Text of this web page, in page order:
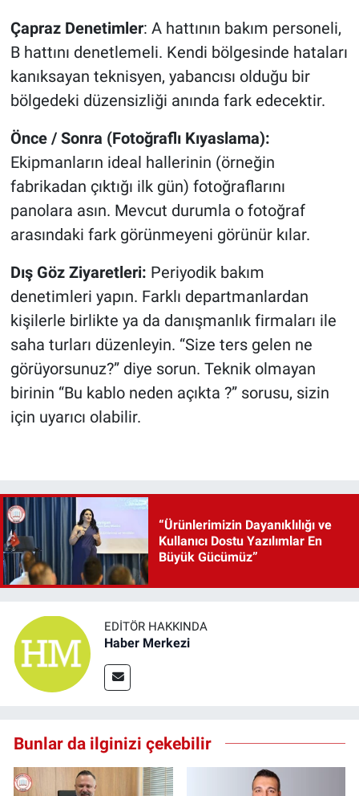
Çapraz Denetimler: A hattının bakım personeli,
B hattını denetlemeli. Kendi bölgesinde hataları
kanıksayan teknisyen, yabancısı olduğu bir
bölgedeki düzensizliği anında fark edecektir.
Önce / Sonra (Fotoğraflı Kıyaslama):
Ekipmanların ideal hallerinin (örneğin
fabrikadan çıktığı ilk gün) fotoğraflarını
panolara asın. Mevcut durumla o fotoğraf
arasındaki fark görünmeyeni görünür kılar.
Dış Göz Ziyaretleri: Periyodik bakım
denetimleri yapın. Farklı departmanlardan
kişilerle birlikte ya da danışmanlık firmaları ile
saha turları düzenleyin. “Size ters gelen ne
görüyorsunuz?” diye sorun. Teknik olmayan
birinin “Bu kablo neden açıkta ?” sorusu, sizin
için uyarıcı olabilir.
“Ürünlerimizin Dayanıklılığı ve
Kullanıcı Dostu Yazılımlar En
Büyük Gücümüz”
EDITÖR HAKKINDA
Haber Merkezi
Bunlar da ilginizi çekebilir